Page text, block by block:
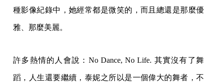
種影像紀錄中，她經常都是微笑的，而且總還是那麼優
雅、那麼美麗。
許多熱情的人會說：No Dance, No Life. 其實沒有了舞
蹈，人生還要繼續，泰妮之所以是一個偉大的舞者，不